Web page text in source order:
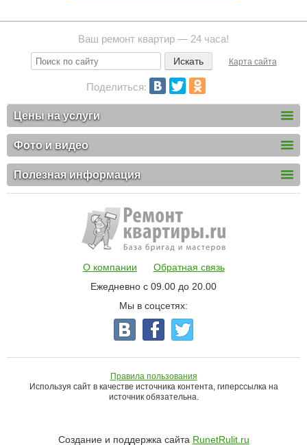
Ваш ремонт квартир — 24 часа!
Карта сайта
Поделиться:
Цены на услуги
Фото и видео
Полезная информация
О компании
Обратная связь
Ежедневно с 09.00 до 20.00
Мы в соцсетях:
Правила пользования
Используя сайт в качестве источника контента, гиперссылка на
источник обязательна.
Создание и поддержка сайта RunetRulit.ru